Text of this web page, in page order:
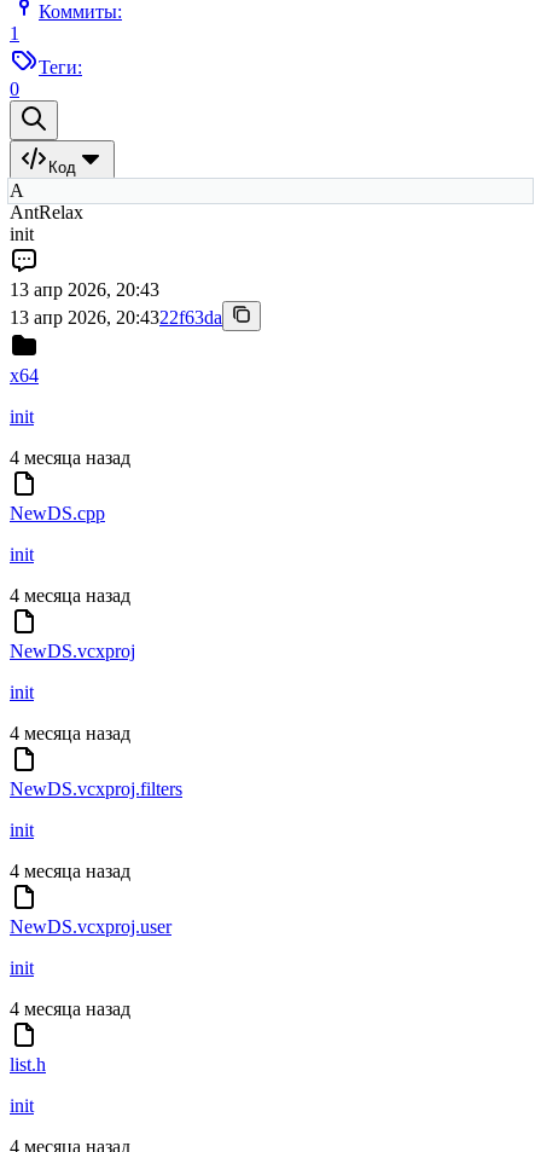
Коммиты:
1
Теги:
0
Код
A
AntRelax
init
13 апр 2026, 20:43
13 апр 2026, 20:4322f63da
x64
init
4 месяца назад
NewDS.cpp
init
4 месяца назад
NewDS.vcxproj
init
4 месяца назад
NewDS.vcxproj.filters
init
4 месяца назад
NewDS.vcxproj.user
init
4 месяца назад
list.h
init
4 месяца назад